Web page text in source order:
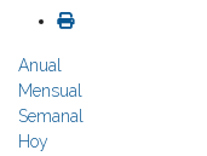
Anual
Mensual
Semanal
Hoy